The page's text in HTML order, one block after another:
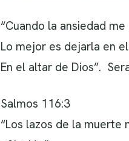
“Cuando la ansiedad
Lo mejor es dejarla en
En el altar de Dios”.
Salmos 116:3
“Los lazos de la muerte